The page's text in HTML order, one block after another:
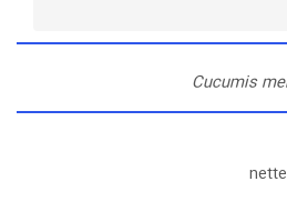
Cucumis